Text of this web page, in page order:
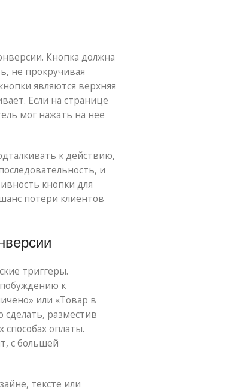
Кнопка должна
не прокручивая
являются верхняя
Если на странице
мог нажать на нее
к действию,
и
кнопки для
потери клиентов
триггеры.
к
или «Товар в
разместив
оплаты.
с большей
тексте или